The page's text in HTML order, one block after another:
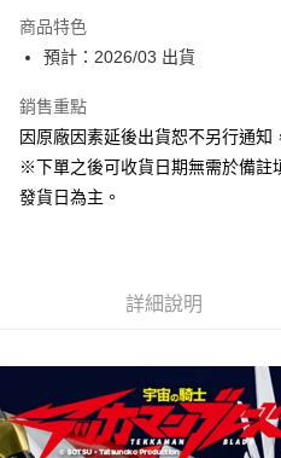
相關說明
【大哥付你分期使用說明】
2.付款方式選擇「大哥付你分期」，訂
流程，驗證手機門號後，選擇欲分期的
成交易。
3.實際核准額度、可分期數及費用金額
4.訂單成立30分鐘內，如未前往確認交
【注意事項】
1.本服務係由「台灣大哥大股份有限公
用戶於交易時，得透過本服務購買商
買賣價金債權讓與本公司後，依約使用
運送方式
預購-付款後全家取貨(舊)
每筆NT$90，滿NT$3,000(含以上)
每筆NT$120，滿NT$3,000(含以
預購-宅配(離島)(舊)
每筆NT$160，滿NT$3,000(含以上
商品特色
預計：2026/03 出貨
銷售重點
因原廠因素延後出貨恕不另行通知
※下單之後可收貨日期無需於備註
發貨日為主。
詳細說明